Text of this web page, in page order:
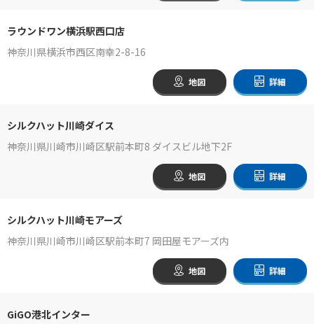
ラウンドワン横浜駅西口店
神奈川県横浜市西区南幸2-8-16
地図 詳細
シルクハット川崎ダイス
神奈川県川崎市川崎区駅前本町8 ダイスビル地下2F
地図 詳細
シルクハット川崎モアーズ
神奈川県川崎市川崎区駅前本町7 岡田屋モアーズ内
地図 詳細
GiGO港北インター